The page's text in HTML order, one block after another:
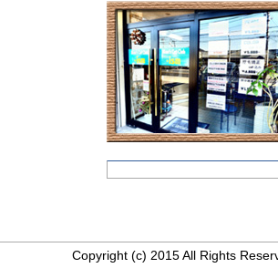
Copyright (c) 2015 All Rights